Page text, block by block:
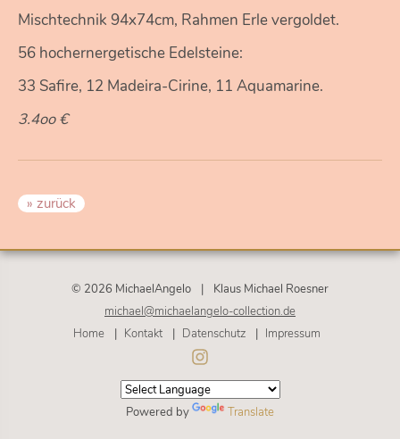
Mischtechnik 94x74cm, Rahmen Erle vergoldet.
56 hochernergetische Edelsteine:
33 Safire, 12 Madeira-Cirine, 11 Aquamarine.
3.4oo €
» zurück
© 2026 MichaelAngelo |
Klaus Michael Roesner
michael@michaelangelo-collection.de
Navigation
überspringen
Home Kontakt Datenschutz Impressum
Powered by Translate